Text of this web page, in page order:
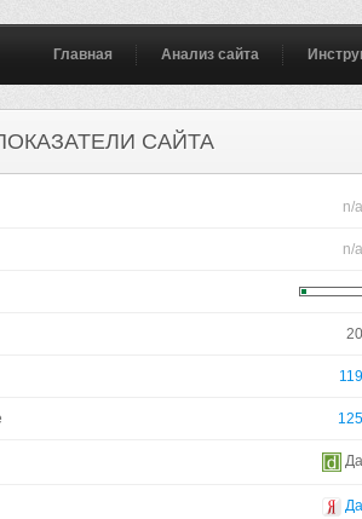
Главная Анализ сайта
САЙТА
n/a
n/a
20
119
125
Да
Да